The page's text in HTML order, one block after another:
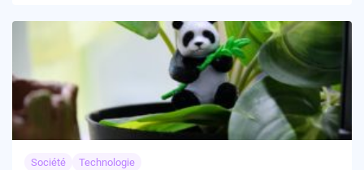
Société Technologie